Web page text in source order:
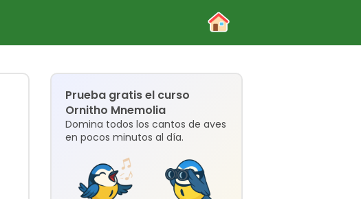
Prueba gratis el curso
Ornitho Mnemolia
Domina todos los cantos de aves
en pocos minutos al día.